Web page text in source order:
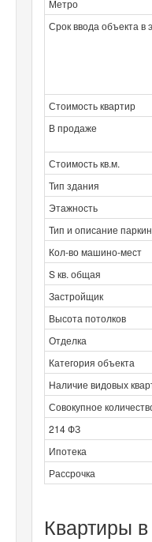
Метро
Срок ввода объекта в
Стоимость квартир
В продаже
Стоимость кв.м.
Тип здания
Этажность
Тип и описание
Кол-во машино-мест
S кв. общая
Застройщик
Высота потолков
Отделка
Категория объекта
Наличие видовых
Совокупное
214 ФЗ
Ипотека
Рассрочка
Квартиры